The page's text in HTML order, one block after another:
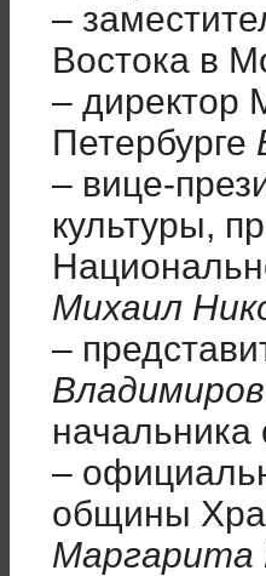
–
Востока в
– директор
Петербурге
– вице-
культуры,
Михаил
–
начальника
–
общины
Маргарита